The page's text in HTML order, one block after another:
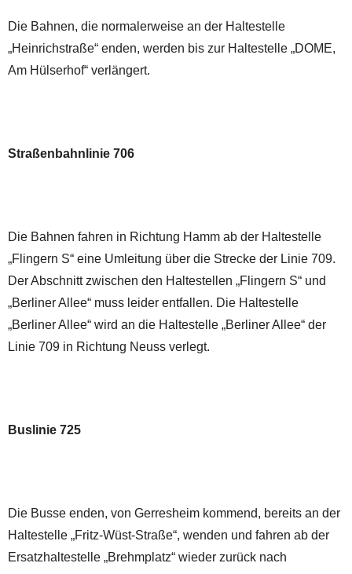
Die Bahnen, die normalerweise an der Haltestelle
„Heinrichstraße“ enden, werden bis zur Haltestelle „DOME,
Am Hülserhof“ verlängert.
Straßenbahnlinie 706
Die Bahnen fahren in Richtung Hamm ab der Haltestelle
„Flingern S“ eine Umleitung über die Strecke der Linie 709.
Der Abschnitt zwischen den Haltestellen „Flingern S“ und
„Berliner Allee“ muss leider entfallen. Die Haltestelle
„Berliner Allee“ wird an die Haltestelle „Berliner Allee“ der
Linie 709 in Richtung Neuss verlegt.
Buslinie 725
Die Busse enden, von Gerresheim kommend, bereits an der
Haltestelle „Fritz-Wüst-Straße“, wenden und fahren ab der
Ersatzhaltestelle „Brehmplatz“ wieder zurück nach